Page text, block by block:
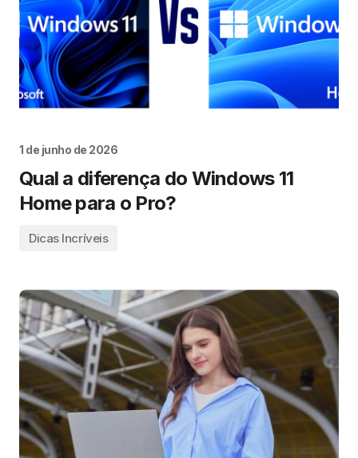
1 de junho de 2026
Qual a diferença do Windows 11
Home para o Pro?
Dicas Incríveis